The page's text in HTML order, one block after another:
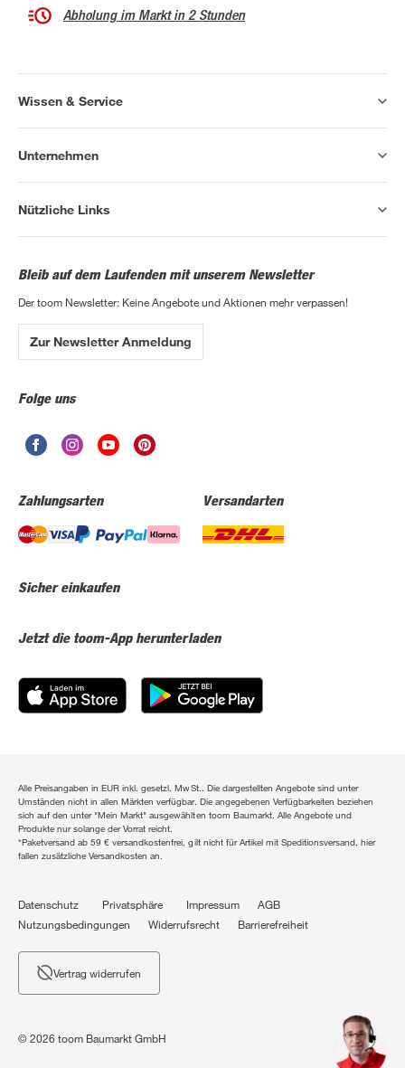
Abholung im Markt in 2 Stunden
Wissen & Service
Unternehmen
Nützliche Links
Bleib auf dem Laufenden mit unserem Newsletter
Der toom Newsletter: Keine Angebote und Aktionen mehr verpassen!
Zur Newsletter Anmeldung
Folge uns
Zahlungsarten Versandarten
Sicher einkaufen
Jetzt die toom-App herunterladen
Alle Preisangaben in EUR inkl. gesetzl. MwSt.. Die dargestellten Angebote sind unter
Umständen nicht in allen Märkten verfügbar. Die angegebenen Verfügbarkeiten beziehen
sich auf den unter "Mein Markt" ausgewählten toom Baumarkt. Alle Angebote und
Produkte nur solange der Vorrat reicht.
*Paketversand ab 59 € versandkostenfrei, gilt nicht für Artikel mit Speditionsversand, hier
fallen zusätzliche Versandkosten an.
Datenschutz Privatsphäre Impressum
AGB
Nutzungsbedingungen
Widerrufsrecht Barrierefreiheit
Vertrag widerrufen
© 2026 toom Baumarkt GmbH